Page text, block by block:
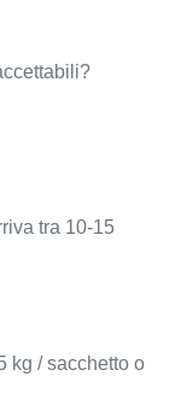
tra 10-15
kg / sacchetto o